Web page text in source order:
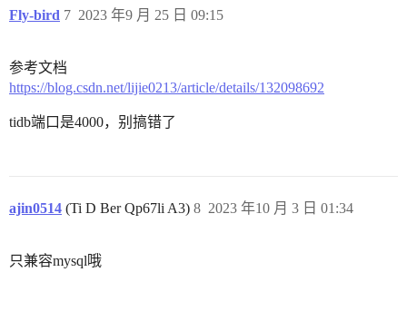
Fly-bird 2023 年9 月 25 日 09:15
7
参考文档
https://blog.csdn.net/lijie0213/article/details/132098692
tidb端口是4000，别搞错了
ajin0514 (Ti D Ber Qp67li A3) 2023 年10 月 3 日 01:34
8
只兼容mysql哦